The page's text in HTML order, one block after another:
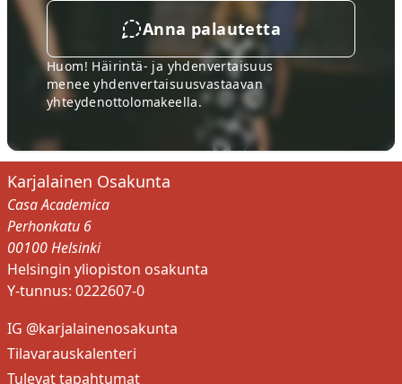
Anna palautetta
Huom! Häirintä- ja yhdenvertaisuus
meneeyhdenvertaisuusvastaavan
yhteydenottolomakeella.
Karjalainen Osakunta
Casa Academica
Perhonkatu 6
00100 Helsinki
Helsingin yliopiston osakunta
Y-tunnus: 0222607-0
IG @karjalainenosakunta
Tilavarauskalenteri
Tulevat tapahtumat